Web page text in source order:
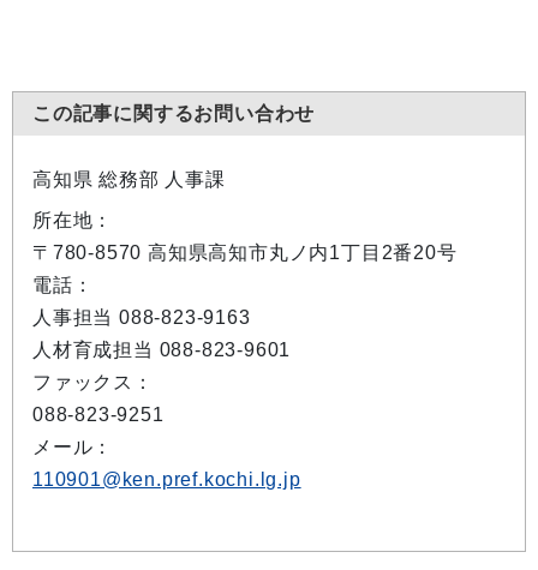
この記事に関するお問い合わせ
高知県 総務部 人事課
所在地：
〒780-8570 高知県高知市丸ノ内1丁目2番20号
電話：
人事担当 088-823-9163
人材育成担当 088-823-9601
ファックス：
088-823-9251
メール：
110901@ken.pref.kochi.lg.jp